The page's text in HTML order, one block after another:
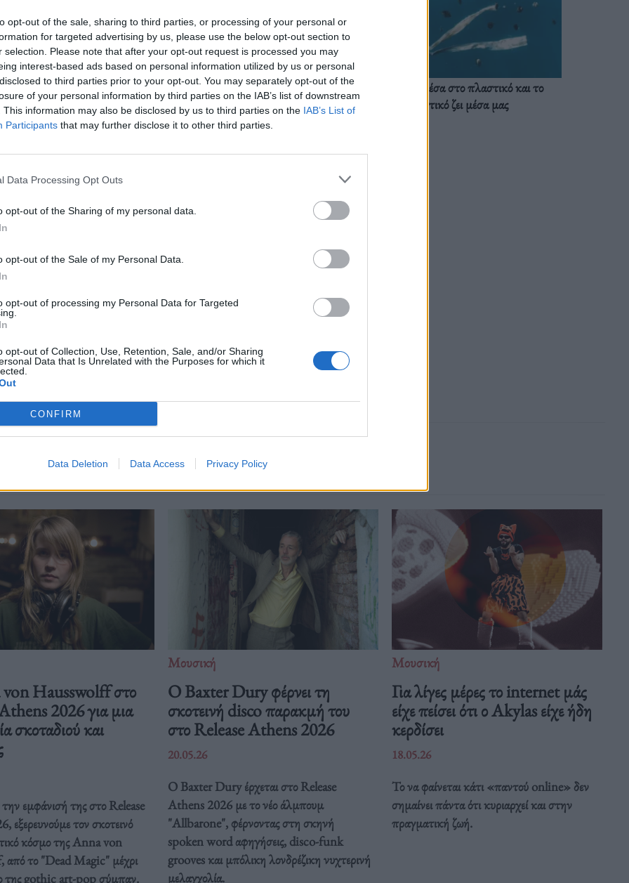
opt-out of the sale, sharing to third parties, or processing of your personal or
for targeted advertising by us, please use the below opt-out section to
selection. Please note that after your opt-out request is processed you may
interest-based ads based on personal information utilized by us or personal
to third parties prior to your opt-out. You may separately opt-out of the
of your personal information by third parties on the IAB’s list of downstream
This information may also be disclosed by us to third parties on the IAB’s List of
Participants that may further disclose it to other third parties.
Data Processing Opt Outs
opt-out of the Sharing of my personal data.
opt-out of the Sale of my Personal Data.
opt-out of processing my Personal Data for Targeted
opt-out of Collection, Use, Retention, Sale, and/or Sharing
Data that Is Unrelated with the Purposes for which it
CONFIRM
Data Deletion Data Access Privacy Policy
της, “Exuviae” το Σάββατο 18
και καλλιτέχνης μιλά στο Olafaq.
,queer,Ηλεκτρονική Μουσική, φυλετική δυσφορία
Ζούμε ήδη μέσα στο πλαστικό και το
πλαστικό ζει μέσα μας
Δείτε επίσης
Hausswolff στο
2026 για μια
σκοταδιού και
εμφάνισή της στο Release
εξερευνούμε τον σκοτεινό
κόσμο της Anna von
το "Dead Magic" μέχρι
της gothic art-pop σύμπαν.
Μουσική
Ο Baxter Dury φέρνει τη
σκοτεινή disco παρακμή του
στο Release Athens 2026
20.05.26
Ο Baxter Dury έρχεται στο Release
Athens 2026 με το νέο άλμπουμ
"Allbarone", φέρνοντας στη σκηνή
spoken word αφηγήσεις, disco-funk
grooves και μπόλικη λονδρέζικη νυχτερινή
μελαγχολία.
Μουσική
Για λίγες μέρες το internet μάς
είχε πείσει ότι ο Akylas είχε ήδη
κερδίσει
18.05.26
Το να φαίνεται κάτι «παντού online» δεν
σημαίνει πάντα ότι κυριαρχεί και στην
πραγματική ζωή.